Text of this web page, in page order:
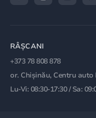
RÂȘCANI
+373 78 808 878
or. Chișinău, Centru auto
Lu-Vi: 08:30-17:30 / Sa: